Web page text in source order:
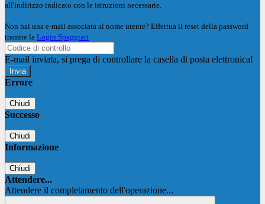
all'indirizzo indicato con le istruzioni necessarie.
Non hai una e-mail associata al nome utente? Effettua il reset della password
tramite la Login Spaggiari
E-mail inviata, si prega di controllare la casella di posta elettronica!
Errore
Chiudi
Successo
Chiudi
Informazione
Chiudi
Attendere...
Attendere il completamento dell'operazione...